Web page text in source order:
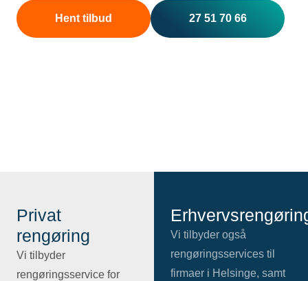
Hent tilbud 27 51 70 66
Privat
rengøring
Vi tilbyder
rengøringsservice for
Vi tilbyder også
rengøringsservices til
firmaer i Helsinge, samt